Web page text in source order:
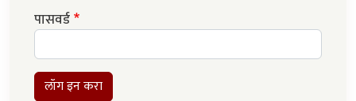
पासवर्ड
लॉग इन करा